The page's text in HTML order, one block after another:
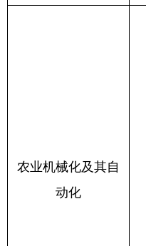
农业机械化及其自
动化